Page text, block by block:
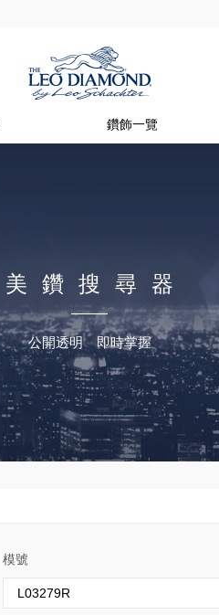
鑽飾一覽
美鑽搜尋器
公開透明 即時掌握
模號